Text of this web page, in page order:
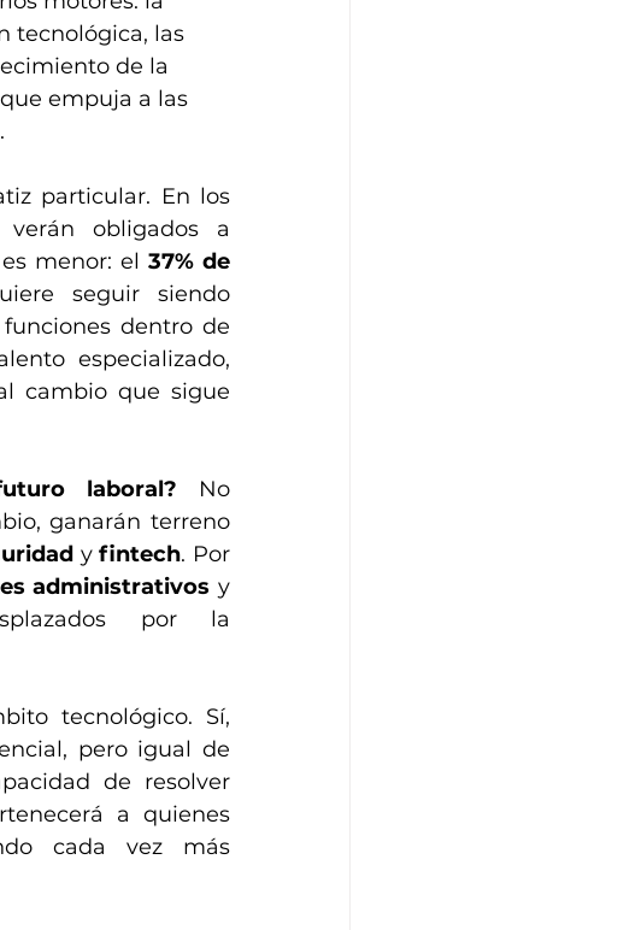
tecnológica, las
de la
empuja a las
particular. En los
obligados a
menor: el 37% de
seguir siendo
dentro de
especializado,
cambio que sigue
laboral? No
ganarán terreno
y fintech. Por
administrativos
por la
tecnológico. Sí,
pero igual de
de resolver
a quienes
cada vez más